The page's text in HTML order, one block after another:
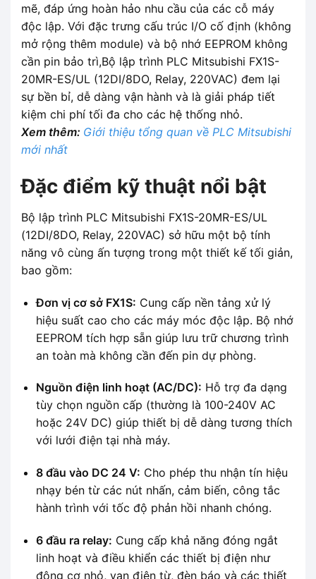
mẽ, đáp ứng hoàn hảo nhu cầu của các cỗ máy
độc lập. Với đặc trưng cấu trúc I/O cố định (không
mở rộng thêm module) và bộ nhớ EEPROM không
cần pin bảo trì,Bộ lập trình PLC Mitsubishi FX1S-
20MR-ES/UL (12DI/8DO, Relay, 220VAC) đem lại
sự bền bỉ, dễ dàng vận hành và là giải pháp tiết
kiệm chi phí tối đa cho các hệ thống nhỏ.
Xem thêm: Giới thiệu tổng quan về PLC Mitsubishi
mới nhất
Đặc điểm kỹ thuật nổi bật
Bộ lập trình PLC Mitsubishi FX1S-20MR-ES/UL
(12DI/8DO, Relay, 220VAC) sở hữu một bộ tính
năng vô cùng ấn tượng trong một thiết kế tối giản,
bao gồm:
Đơn vị cơ sở FX1S: Cung cấp nền tảng xử lý
hiệu suất cao cho các máy móc độc lập. Bộ nhớ
EEPROM tích hợp sẵn giúp lưu trữ chương trình
an toàn mà không cần đến pin dự phòng.
Nguồn điện linh hoạt (AC/DC): Hỗ trợ đa dạng
tùy chọn nguồn cấp (thường là 100-240V AC
hoặc 24V DC) giúp thiết bị dễ dàng tương thích
với lưới điện tại nhà máy.
8 đầu vào DC 24 V: Cho phép thu nhận tín hiệu
nhạy bén từ các nút nhấn, cảm biến, công tắc
hành trình với tốc độ phản hồi nhanh chóng.
6 đầu ra relay: Cung cấp khả năng đóng ngắt
linh hoạt và điều khiển các thiết bị điện như
động cơ nhỏ, van điện từ, đèn báo và các thiết